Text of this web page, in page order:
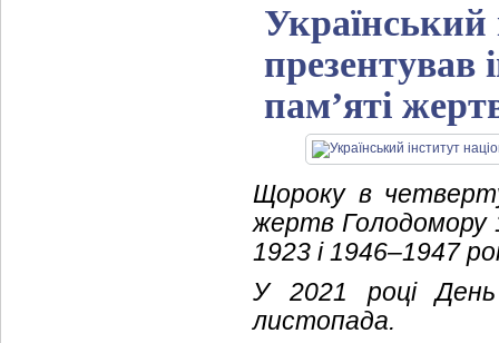
Український
презентував
пам’яті
Щороку в
жертв Голодомору
1923 і 1946–1947
У 2021 році
листопада.